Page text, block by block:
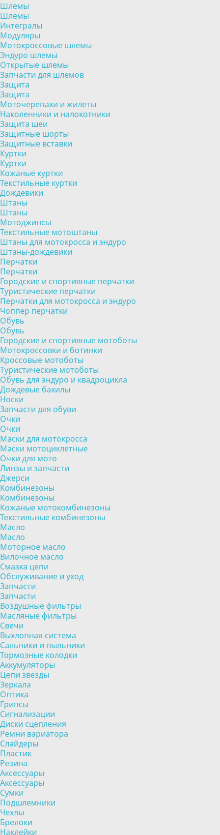
Шлемы
Шлемы
Интегралы
Модуляры
Мотокроссовые шлемы
Эндуро шлемы
Открытые шлемы
Запчасти для шлемов
Защита
Защита
Моточерепахи и жилеты
Наколенники и налокотники
Защита шеи
Защитные шорты
Защитные вставки
Куртки
Куртки
Кожаные куртки
Текстильные куртки
Дождевики
Штаны
Штаны
Мотоджинсы
Текстильные мотоштаны
Штаны для мотокросса и эндуро
Штаны-дождевики
Перчатки
Перчатки
Городские и спортивные перчатки
Туристические перчатки
Перчатки для мотокросса и эндуро
Чоппер перчатки
Обувь
Обувь
Городские и спортивные мотоботы
Мотокроссовки и ботинки
Кроссовые мотоботы
Туристические мотоботы
Обувь для эндуро и квадроцикла
Дождевые бахилы
Носки
Запчасти для обуви
Очки
Очки
Маски для мотокросса
Маски мотоциклетные
Очки для мото
Линзы и запчасти
Джерси
Комбинезоны
Комбинезоны
Кожаные мотокомбинезоны
Текстильные комбинезоны
Масло
Масло
Моторное масло
Вилочное масло
Смазка цепи
Обслуживание и уход
Запчасти
Запчасти
Воздушные фильтры
Масляные фильтры
Свечи
Выхлопная система
Сальники и пыльники
Тормозные колодки
Аккумуляторы
Цепи звезды
Зеркала
Оптика
Грипсы
Сигнализации
Диски сцепления
Ремни вариатора
Слайдеры
Пластик
Резина
Аксессуары
Аксессуары
Сумки
Подшлемники
Чехлы
Брелоки
Наклейки